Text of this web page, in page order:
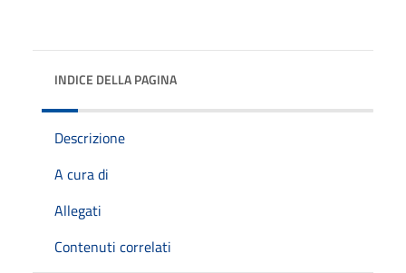
INDICE DELLA PAGINA
Descrizione
A cura di
Allegati
Contenuti correlati